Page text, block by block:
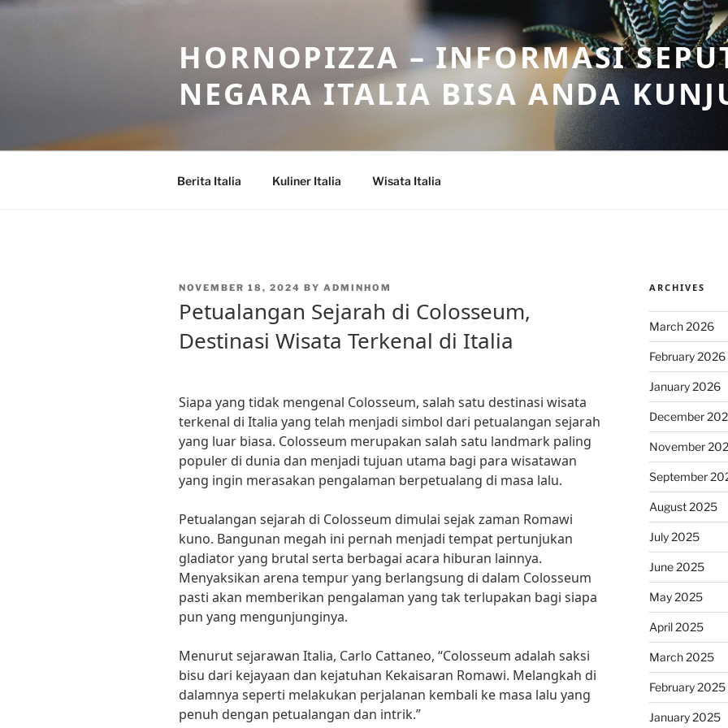
Skip
HORNOPIZZA – INFORMASI
NEGARA ITALIA BISA ANDA
Berita Italia Kuliner Italia Wisata Italia
POSTED
NOVEMBER 18, 2024 BY ADMINHOM
Petualangan Sejarah di Colosseum,
Destinasi Wisata Terkenal di Italia
Siapa yang tidak mengenal Colosseum, salah satu destinasi wisata
terkenal di Italia yang telah menjadi simbol dari petualangan sejarah
yang luar biasa. Colosseum merupakan salah satu landmark paling
populer di dunia dan menjadi tujuan utama bagi para wisatawan
yang ingin merasakan pengalaman berpetualang di masa lalu.
Petualangan sejarah di Colosseum dimulai sejak zaman Romawi
kuno. Bangunan megah ini pernah menjadi tempat pertunjukan
gladiator yang brutal serta berbagai acara hiburan lainnya.
Menyaksikan arena tempur yang berlangsung di dalam Colosseum
pasti akan memberikan pengalaman yang tak terlupakan bagi siapa
pun yang mengunjunginya.
Menurut sejarawan Italia, Carlo Cattaneo, “Colosseum adalah saksi
bisu dari kejayaan dan kejatuhan Kekaisaran Romawi. Melangkah di
dalamnya seperti melakukan perjalanan kembali ke masa lalu yang
penuh dengan petualangan dan intrik.”
ARCHIVES
March 2026
February 2026
January 2026
December
November
September
August 2025
July 2025
June 2025
May 2025
April 2025
March 2025
February 2025
January 2025